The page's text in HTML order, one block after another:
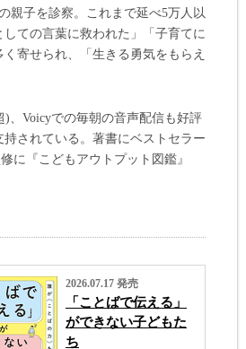
親子を診察。これまで延べ5万人以
ての言葉に救われた」「子育てに
寄せられ、「生きる勇気をもらえ
、Voicyでの毎朝の音声配信も好評
されている。著書にベストセラー
に『こどもアウトプット図鑑』
2026.07.17 発売
「ことばで伝える」
ができない子どもた
ち